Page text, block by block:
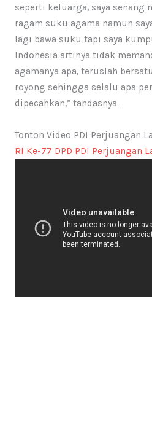
seperti keluarga, saya senang
ragam suku agama namun
lagi bawa suku tapi saya
Indonesia artinya tidak
agamanya apa, teruslah
royong sehingga selalu apa
dipecahkan,” tandasnya.
Tonton Video PDI Perjuangan
RI Ke-77 DPD PDI Perjuangan